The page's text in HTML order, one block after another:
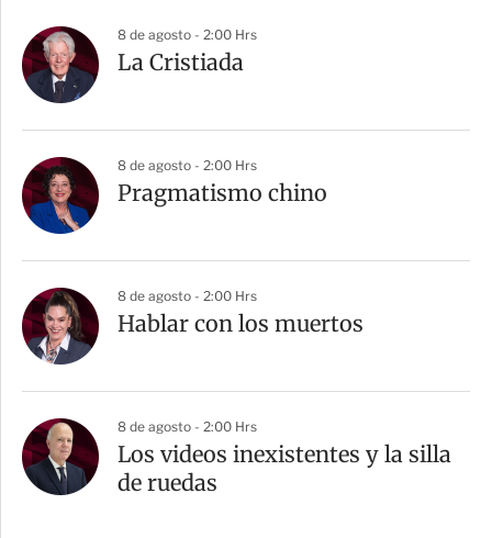
8 de agosto - 2:00 Hrs
La Cristiada
8 de agosto - 2:00 Hrs
Pragmatismo chino
8 de agosto - 2:00 Hrs
Hablar con los muertos
8 de agosto - 2:00 Hrs
Los videos inexistentes y la silla
de ruedas